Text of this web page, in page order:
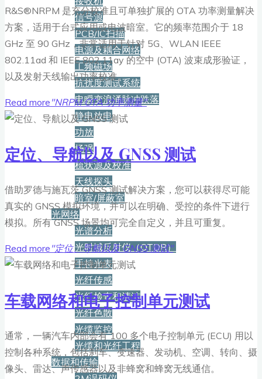
信号源
PCB/IC扫描
电源及耦合网络
工频磁场
抗扰度测试系统
电瞬变浪涌脉冲跌落
静电放电
功放
场强
梳状源及校准
天线探头
暗室/屏蔽室
光网络
光谱分析
光时域反射仪（OTDR）
手持光表
光纤传感
光纤检查和清洁
光纤色散
光缆监控
光缆和光纤工程
数据和传输
R&S®NRPM 是充分校准且可单独扩展的 OTA 功率测量解决
方案，适用于台式应用或电波暗室。它的频率范围介于 18
GHz 至 90 GHz，非常适用于针对 5G、WLAN IEEE
802.11ad 和 IEEE 802.11ay 的空中 (OTA) 波束成形验证，
以及发射天线输出功率校准。
Read more "NRPM OTA 功率测量"
定位、导航以及 GNSS 测试
借助罗德与施瓦茨 GNSS 测试解决方案，您可以获得尽可能
真实的 GNSS 模拟环境，并可以在明确、受控的条件下进行
模拟。所有 GNSS 场景均可完全自定义，并且可重复。
Read more "定位、导航以及 GNSS 测试"
车载网络和电子控制单元测试
通常，一辆汽车内部会有 100 多个电子控制单元 (ECU) 用以
控制各种系统，包括刹车、变速器、发动机、空调、转向、摄
像头、雷达、声传感器以及非蜂窝和蜂窝无线通信。